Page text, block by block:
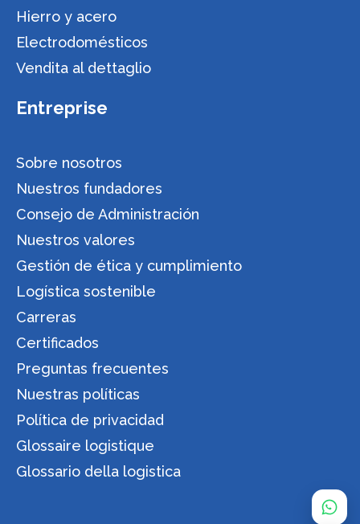
Hierro y acero
Electrodomésticos
Vendita al dettaglio
Entreprise
Sobre nosotros
Nuestros fundadores
Consejo de Administración
Nuestros valores
Gestión de ética y cumplimiento
Logística sostenible
Carreras
Certificados
Preguntas frecuentes
Nuestras políticas
Política de privacidad
Glossaire logistique
Glossario della logistica